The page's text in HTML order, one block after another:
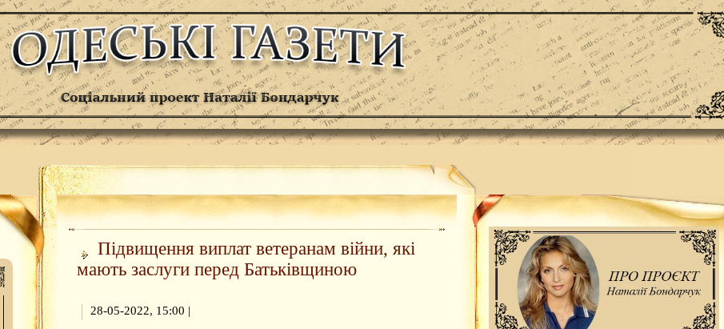
Підвищення виплат ветеранам війни, які
мають заслуги перед Батьківщиною
28-05-2022, 15:00 |